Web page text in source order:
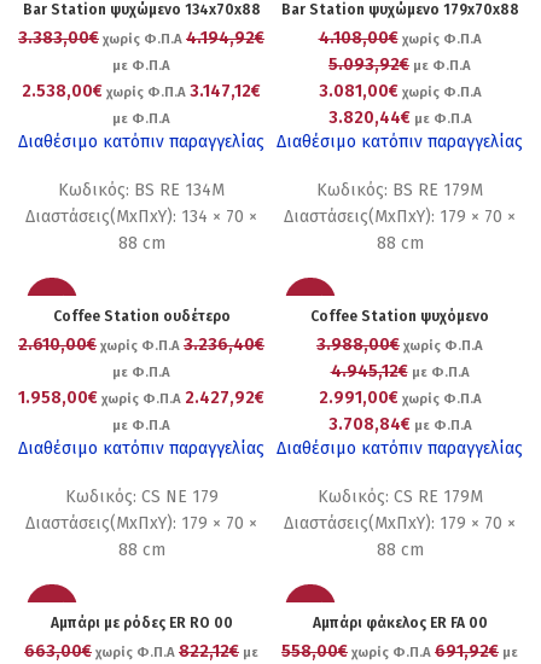
Bar Station ψυχώμενο 134x70x88
3.383,00€ χωρίς Φ.Π.Α 4.194,92€
με Φ.Π.Α
2.538,00€ χωρίς Φ.Π.Α 3.147,12€
με Φ.Π.Α
Διαθέσιμο κατόπιν παραγγελίας
Κωδικός: BS RE 134M
Διαστάσεις(ΜxΠxΥ): 134 × 70 ×
88 cm
Bar Station ψυχώμενο 179x70x88
4.108,00€χωρίς Φ.Π.Α
5.093,92€ με Φ.Π.Α
3.081,00€ χωρίς Φ.Π.Α
3.820,44€ με Φ.Π.Α
Διαθέσιμο κατόπιν παραγγελίας
Κωδικός: BS RE 179M
Διαστάσεις(ΜxΠxΥ): 179 × 70 ×
88 cm
Coffee Station ουδέτερο
2.610,00€ χωρίς Φ.Π.Α 3.236,40€
με Φ.Π.Α
1.958,00€ χωρίς Φ.Π.Α 2.427,92€
με Φ.Π.Α
Διαθέσιμο κατόπιν παραγγελίας
Κωδικός: CS NE 179
Διαστάσεις(ΜxΠxΥ): 179 × 70 ×
88 cm
Coffee Station ψυχόμενο
3.988,00€ χωρίς Φ.Π.Α
4.945,12€με Φ.Π.Α
2.991,00€ χωρίς Φ.Π.Α
3.708,84€ με Φ.Π.Α
Διαθέσιμο κατόπιν παραγγελίας
Κωδικός: CS RE 179M
Διαστάσεις(ΜxΠxΥ): 179 × 70 ×
88 cm
Αμπάρι με ρόδες ER RO 00
663,00€ χωρίς Φ.Π.Α 822,12€ με
Αμπάρι φάκελος ER FA 00
558,00€ χωρίς Φ.Π.Α 691,92€ με